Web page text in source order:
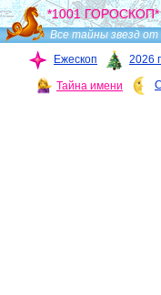
*1001 ГОРОСКОП*
Все тайны звезд от
Ежескоп
2026
Тайна имени